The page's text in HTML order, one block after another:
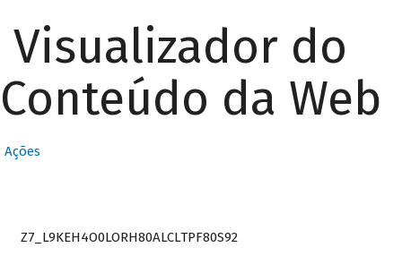
Visualizador do
Conteúdo da Web
Ações
Z7_L9KEH4O0LORH80ALCLTPF80S92